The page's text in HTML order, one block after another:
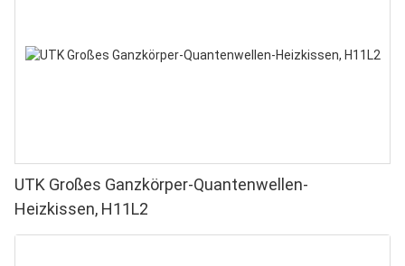
UTK Großes Ganzkörper-Quantenwellen-
Heizkissen, H11L2